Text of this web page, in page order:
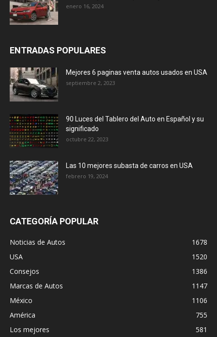
enero 16, 2024
ENTRADAS POPULARES
Mejores 6 paginas venta autos usados en USA
septiembre 2, 2023
90 Luces del Tablero del Auto en Español y su
significado
octubre 22, 2023
Las 10 mejores subasta de carros en USA
febrero 19, 2024
CATEGORÍA POPULAR
Noticias de Autos
1678
USA
1520
Consejos
1386
Marcas de Autos
1147
México
1106
América
755
Los mejores
581